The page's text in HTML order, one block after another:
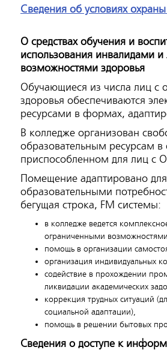
Cведения об условиях
О средствах обучения и
использования инвалидами
возможностями здоровья
Обучающиеся из числа лиц с
здоровья обеспечиваются
ресурсами в формах,
В колледже организован
образовательным ресурсам
приспособленном для лиц с
Помещение адаптировано
образовательными
бегущая строка, FM системы:
в колледже ведется
ограниченными
помощь в организации
организация индивидуальных
содействие в прохождении
ликвидации академических
коррекция трудных ситуаций
социальной адаптации),
помощь в решении бытовых
Сведения о доступе к